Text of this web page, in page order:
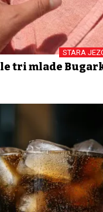
STARA
tri mlade